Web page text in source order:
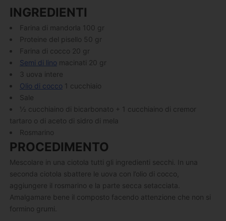
INGREDIENTI
Farina di mandorla 100 gr
Proteine del pisello 50 gr
Farina di cocco 20 gr
Semi di lino macinati 20 gr
3 uova intere
Olio di cocco 1 cucchiaio
Sale
½ cucchiaino di bicarbonato + 1 cucchiaino di cremor
tartaro o di aceto di sidro di mela
Rosmarino
PROCEDIMENTO
Mescolare in una ciotola tutti gli ingredienti secchi. In una
seconda ciotola sbattere le uova con l’olio di cocco,
aggiungere il rosmarino e la parte secca setacciata.
Amalgamare bene il composto facendo attenzione che non si
formino grumi.